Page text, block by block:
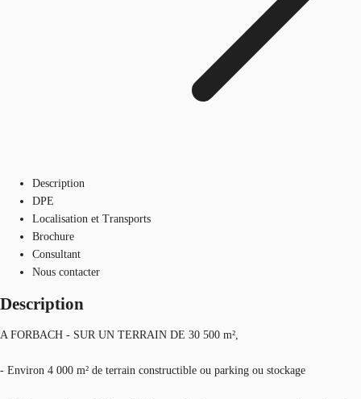
Description
DPE
Localisation et Transports
Brochure
Consultant
Nous contacter
Description
A FORBACH - SUR UN TERRAIN DE 30 500 m²,
- Environ 4 000 m² de terrain constructible ou parking ou stockage